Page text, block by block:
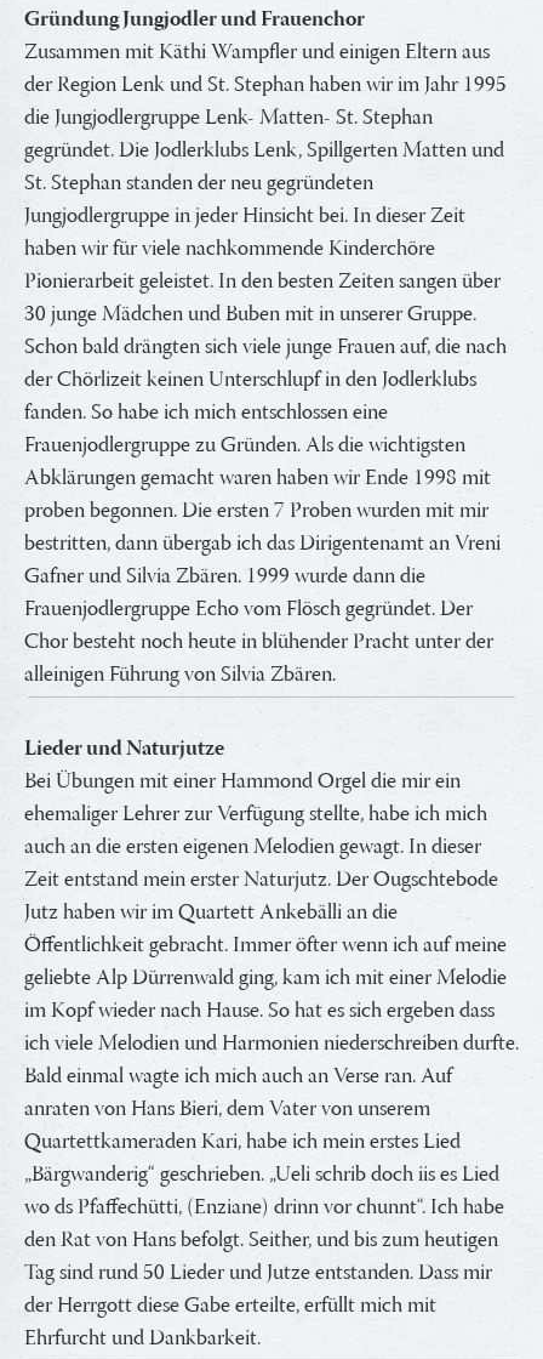
Gründung Jungjodler und Frauenchor
Zusammen mit Käthi Wampfler und einigen Eltern aus
der Region Lenk und St. Stephan haben wir im Jahr 1995
die Jungjodlergruppe Lenk- Matten- St. Stephan
gegründet. Die Jodlerklubs Lenk, Spillgerten Matten und
St. Stephan standen der neu gegründeten
Jungjodlergruppe in jeder Hinsicht bei. In dieser Zeit
haben wir für viele nachkommende Kinderchöre
Pionierarbeit geleistet. In den besten Zeiten sangen über
30 junge Mädchen und Buben mit in unserer Gruppe.
Schon bald drängten sich viele junge Frauen auf, die nach
der Chörlizeit keinen Unterschlupf in den Jodlerklubs
fanden. So habe ich mich entschlossen eine
Frauenjodlergruppe zu Gründen. Als die wichtigsten
Abklärungen gemacht waren haben wir Ende 1998 mit
proben begonnen. Die ersten 7 Proben wurden mit mir
bestritten, dann übergab ich das Dirigentenamt an Vreni
Gafner und Silvia Zbären. 1999 wurde dann die
Frauenjodlergruppe Echo vom Flösch gegründet. Der
Chor besteht noch heute in blühender Pracht unter der
alleinigen Führung von Silvia Zbären.
Lieder und Naturjutze
Bei Übungen mit einer Hammond Orgel die mir ein
ehemaliger Lehrer zur Verfügung stellte, habe ich mich
auch an die ersten eigenen Melodien gewagt. In dieser
Zeit entstand mein erster Naturjutz. Der Ougschtebode
Jutz haben wir im Quartett Ankebälli an die
Öffentlichkeit gebracht. Immer öfter wenn ich auf meine
geliebte Alp Dürrenwald ging, kam ich mit einer Melodie
im Kopf wieder nach Hause. So hat es sich ergeben dass
ich viele Melodien und Harmonien niederschreiben durfte.
Bald einmal wagte ich mich auch an Verse ran. Auf
anraten von Hans Bieri, dem Vater von unserem
Quartettkameraden Kari, habe ich mein erstes Lied
„Bärgwanderig“ geschrieben. „Ueli schrib doch iis es Lied
wo ds Pfaffechütti, (Enziane) drinn vor chunnt“. Ich habe
den Rat von Hans befolgt. Seither, und bis zum heutigen
Tag sind rund 50 Lieder und Jutze entstanden. Dass mir
der Herrgott diese Gabe erteilte, erfüllt mich mit
Ehrfurcht und Dankbarkeit.